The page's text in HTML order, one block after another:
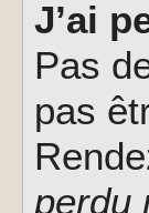
J’ai
Pas
pas
perdu